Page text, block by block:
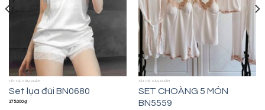
TẤT CẢ SẢN PHẨM
Set lụa đùi BN0680
275.000₫
TẤT CẢ SẢN PHẨM
SET CHOÀNG 5 MÓN
BN5559